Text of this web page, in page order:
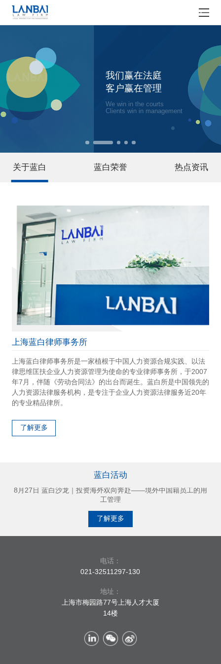
我们赢在法庭
客户赢在管理
We win in the courts
Clients win in management
关于蓝白 蓝白荣誉 热点资讯
上海蓝白律师事务所
上海蓝白律师事务所是一家植根于中国人力资源合规实践、以法
律思维匡扶企业人力资源管理为使命的专业律师事务所，于2007
年7月，伴随《劳动合同法》的出台而诞生。蓝白所是中国领先的
人力资源法律服务机构，是专注于企业人力资源法律服务近20年
的专业精品律所。
了解更多
蓝白活动
9月26日 蓝白沙龙｜精神文明与体面劳动——即便不能认定工
8月27日 蓝白沙龙｜投资海外双向奔赴——境外中国籍员工的用
工管理
7月30日 蓝白沙龙｜无过错解雇类型精讲及案例解析
9月26日 蓝白沙龙｜精神文明与体面劳动——即便不能认定工
伤，还应否赔偿？
了解更多
电话：
021-32511297-130
地址：
上海市梅园路77号上海人才大厦
14楼